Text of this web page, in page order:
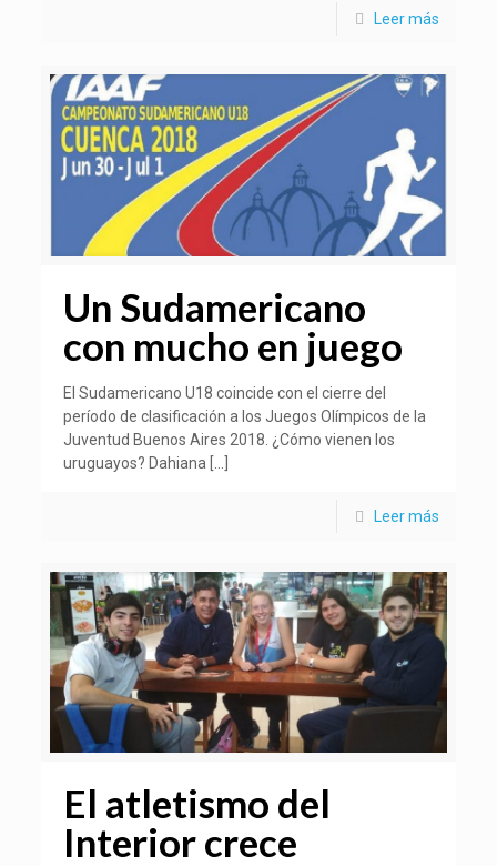
Leer más
Un Sudamericano
con mucho en juego
El Sudamericano U18 coincide con el cierre del
período de clasificación a los Juegos Olímpicos de la
Juventud Buenos Aires 2018. ¿Cómo vienen los
uruguayos? Dahiana […]
Leer más
El atletismo del
Interior crece